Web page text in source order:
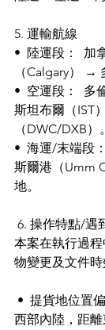
5. 運輸航線
•  陸運段：  加
（Calgary） →
•  空運段：  多
斯坦布爾（IST
（DWC/DXB）。
•  海運/末端段
斯爾港（Umm
地。
6. 操作特點/遇
本案在執行過
物變更及文件時
西部內陸，距